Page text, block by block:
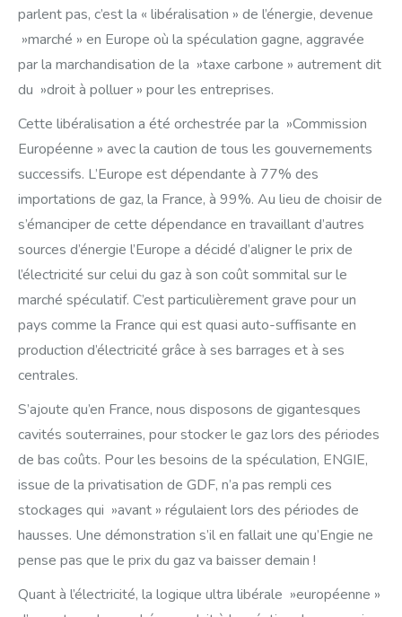
parlent pas, c’est la « libéralisation » de l’énergie, devenue
»marché » en Europe où la spéculation gagne, aggravée
par la marchandisation de la »taxe carbone » autrement dit
du »droit à polluer » pour les entreprises.
Cette libéralisation a été orchestrée par la »Commission
Européenne » avec la caution de tous les gouvernements
successifs. L’Europe est dépendante à 77% des
importations de gaz, la France, à 99%. Au lieu de choisir de
s’émanciper de cette dépendance en travaillant d’autres
sources d’énergie l’Europe a décidé d’aligner le prix de
l’électricité sur celui du gaz à son coût sommital sur le
marché spéculatif. C’est particulièrement grave pour un
pays comme la France qui est quasi auto-suffisante en
production d’électricité grâce à ses barrages et à ses
centrales.
S’ajoute qu’en France, nous disposons de gigantesques
cavités souterraines, pour stocker le gaz lors des périodes
de bas coûts. Pour les besoins de la spéculation, ENGIE,
issue de la privatisation de GDF, n’a pas rempli ces
stockages qui »avant » régulaient lors des périodes de
hausses. Une démonstration s’il en fallait une qu’Engie ne
pense pas que le prix du gaz va baisser demain !
Quant à l’électricité, la logique ultra libérale »européenne »